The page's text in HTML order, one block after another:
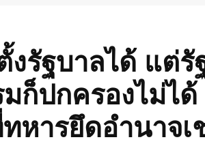
งรัฐบาลได้ แต่รั
ก็ปกครองไม่ได้
หารยึดอำนาจเ